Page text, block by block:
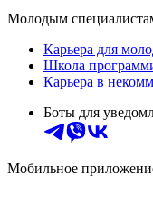
Молодым
Карьера для
Школа
Карьера в
Боты для
Мобильное